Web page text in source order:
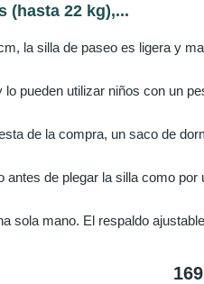
(hasta 22 kg),...
la silla de paseo es ligera y
pueden utilizar niños con un
de la compra, un saco de
de plegar la silla como por
sola mano. El respaldo